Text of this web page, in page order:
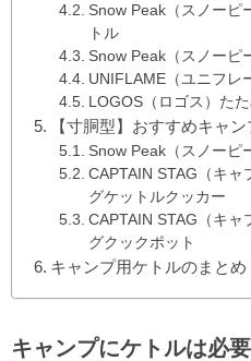
Snow Peak（スノーピ
トル
Snow Peak（スノーピ
UNIFLAME（ユニフレ
LOGOS（ロゴス）た
【寸胴型】おすすめキャ
Snow Peak（スノーピ
CAPTAIN STAG（キャ
グケットルクッカー
CAPTAIN STAG（キャ
グクックポット
キャンプ用ケトルのまとめ
キャンプにケトルは必